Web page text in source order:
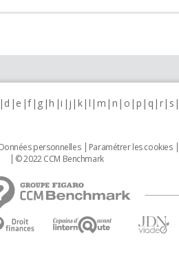
d e f g h i j k l m n o p q r s
Données personnelles Paramétrer les cookies
© 2022 CCM Benchmark